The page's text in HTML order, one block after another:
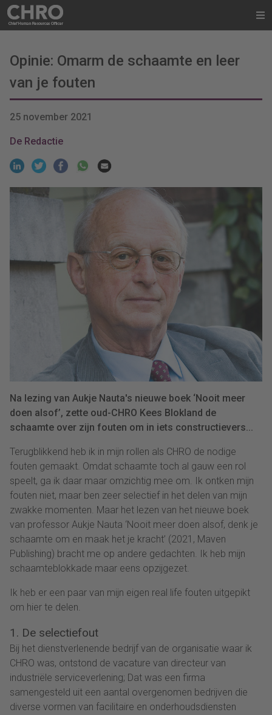
Opinie: Omarm de schaamte en leer
van je fouten
25 november 2021
De Redactie
Na lezing van Aukje Nauta's nieuwe boek ‘Nooit meer
doen alsof’, zette oud-CHRO Kees Blokland de
schaamte over zijn fouten om in iets constructievers...
Terugblikkend heb ik in mijn rollen als CHRO de nodige
fouten gemaakt. Omdat schaamte toch al gauw een rol
speelt, ga ik daar maar omzichtig mee om. Ik ontken mijn
fouten niet, maar ben zeer selectief in het delen van mijn
zwakke momenten. Maar het lezen van het nieuwe boek
van professor Aukje Nauta ‘Nooit meer doen alsof, denk je
schaamte om en maak het je kracht’ (2021, Maven
Publishing) bracht me op andere gedachten. Ik heb mijn
schaamteblokkade maar eens opzijgezet.
Ik heb er een paar van mijn eigen real life fouten uitgepikt
om hier te delen.
1. De selectiefout
Bij het dienstverlenende bedrijf van de organisatie waar ik
CHRO was, ontstond de vacature van directeur van
industriële serviceverlening; Dat was een firma
samengesteld uit een aantal overgenomen bedrijven die
diverse vormen van facilitaire en onderhoudsdiensten